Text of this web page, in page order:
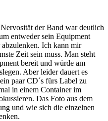
der Band war deutlich
entweder sein Equipment
Ich kann mir
Zeit sein muss. Man steht
bereit und würde am
Aber leider dauert es
paar CD´s fürs Label zu
in einem Container im
Das Foto aus dem
und wie sich die einzelnen